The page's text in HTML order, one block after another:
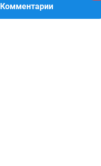
Комментарии